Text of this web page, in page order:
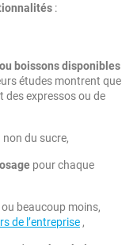
:
boissons disponibles
études montrent que
des expressos ou de
du sucre,
pour chaque
ou beaucoup moins,
de l’entreprise ,